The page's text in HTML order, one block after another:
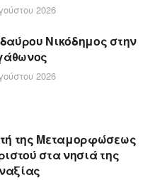
2026
Νικόδημος στην
2026
της Μεταμορφώσεως
στα νησιά της